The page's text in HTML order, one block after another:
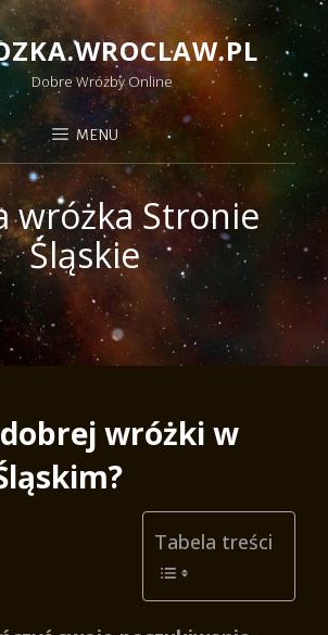
Dobre Wróżby Online
MENU
wróżka Stronie
Śląskie
wróżki w
Tabela treści